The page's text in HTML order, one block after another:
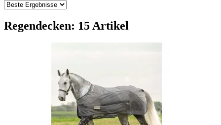
Regendecken: 15 Artikel